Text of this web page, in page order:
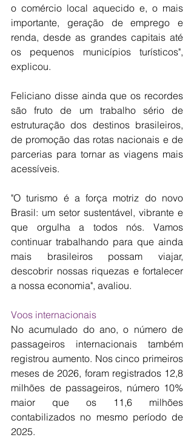
o comércio local aquecido e, o mais
importante, geração de emprego e
renda, desde as grandes capitais até
os pequenos municípios turísticos",
explicou.
Feliciano disse ainda que os recordes
são fruto de um trabalho sério de
estruturação dos destinos brasileiros,
de promoção das rotas nacionais e de
parcerias para tornar as viagens mais
acessíveis.
"O turismo é a força motriz do novo
Brasil: um setor sustentável, vibrante e
que orgulha a todos nós. Vamos
continuar trabalhando para que ainda
mais brasileiros possam viajar,
descobrir nossas riquezas e fortalecer
a nossa economia", avaliou.
Voos internacionais
No acumulado do ano, o número de
passageiros internacionais também
registrou aumento. Nos cinco primeiros
meses de 2026, foram registrados 12,8
milhões de passageiros, número 10%
maior que os 11,6 milhões
contabilizados no mesmo período de
2025.